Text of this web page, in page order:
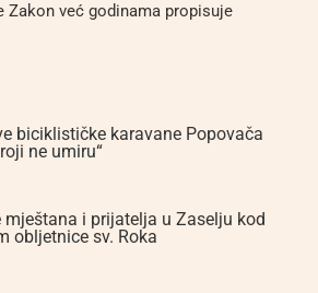
Zakon već godinama propisuje
biciklističke karavane Popovača
ne umiru“
mještana i prijatelja u Zaselju kod
obljetnice sv. Roka